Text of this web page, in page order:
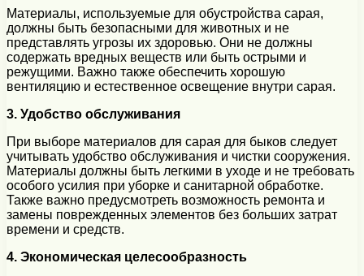
Материалы, используемые для обустройства сарая,
должны быть безопасными для животных и не
представлять угрозы их здоровью. Они не должны
содержать вредных веществ или быть острыми и
режущими. Важно также обеспечить хорошую
вентиляцию и естественное освещение внутри сарая.
3. Удобство обслуживания
При выборе материалов для сарая для быков следует
учитывать удобство обслуживания и чистки сооружения.
Материалы должны быть легкими в уходе и не требовать
особого усилия при уборке и санитарной обработке.
Также важно предусмотреть возможность ремонта и
замены поврежденных элементов без больших затрат
времени и средств.
4. Экономическая целесообразность